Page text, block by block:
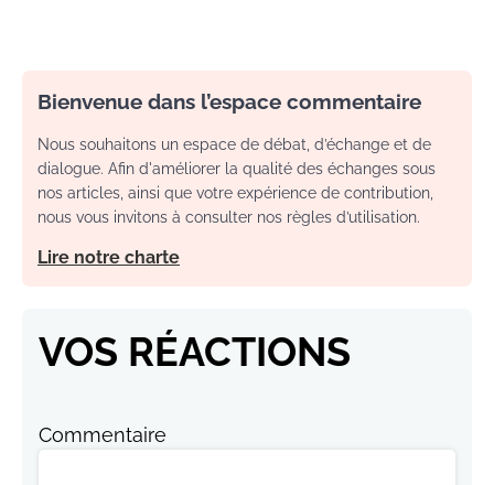
Bienvenue dans l’espace commentaire
Nous souhaitons un espace de débat, d’échange et de
dialogue. Afin d'améliorer la qualité des échanges sous
nos articles, ainsi que votre expérience de contribution,
nous vous invitons à consulter nos règles d’utilisation.
Lire notre charte
VOS RÉACTIONS
Commentaire